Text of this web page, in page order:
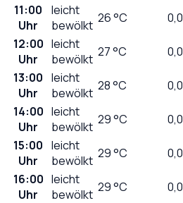
11:00
Uhr
leicht
bewölkt 26°C 0,0
12:00
Uhr
leicht
bewölkt 27°C 0,0
13:00
Uhr
leicht
bewölkt 28°C 0,0
14:00
Uhr
leicht
bewölkt 29°C 0,0
15:00
Uhr
leicht
bewölkt 29°C 0,0
16:00
Uhr
leicht
bewölkt 29°C 0,0